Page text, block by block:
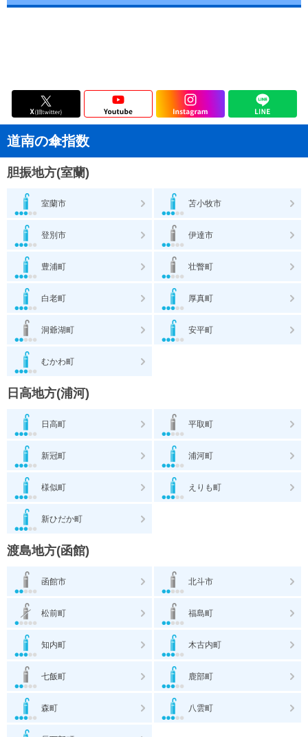
道南の傘指数
胆振地方(室蘭)
室蘭市 苫小牧市
登別市 伊達市
豊浦町 壮瞥町
白老町 厚真町
洞爺湖町 安平町
むかわ町
日高地方(浦河)
日高町 平取町
新冠町 浦河町
様似町 えりも町
新ひだか町
渡島地方(函館)
函館市 北斗市
松前町 福島町
知内町 木古内町
七飯町 鹿部町
森町 八雲町